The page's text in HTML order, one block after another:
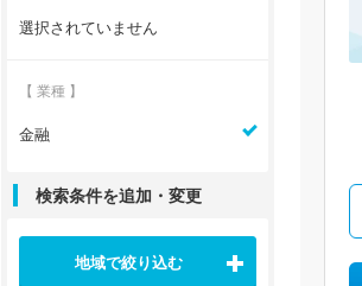
選択されていません
【 業種 】
金融
検索条件を追加・変更
地域で絞り込む